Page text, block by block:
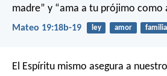
madre” y “ama a tu prójimo como
Mateo 19:18b-19 ley amor familia
El Espíritu mismo asegura a